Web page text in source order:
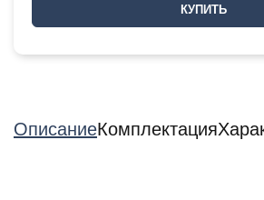
КУПИТЬ
ОписаниеКомплектация